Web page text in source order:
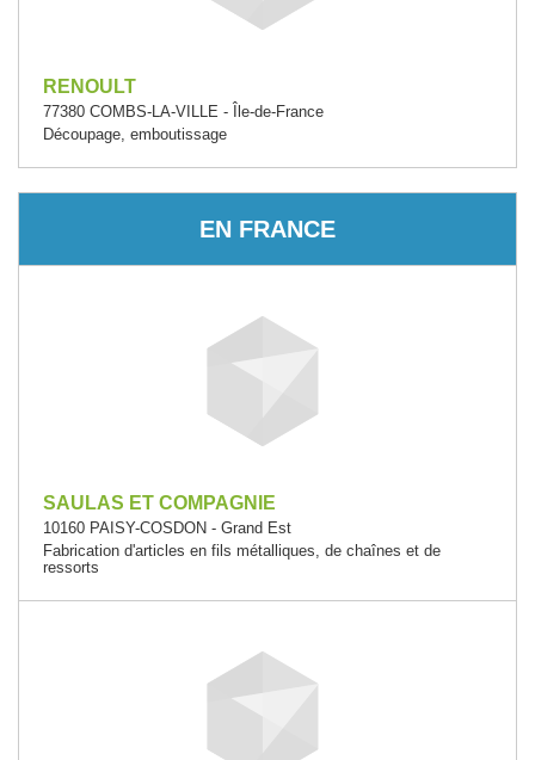
RENOULT
77380 COMBS-LA-VILLE - Île-de-France
Découpage, emboutissage
EN FRANCE
SAULAS ET COMPAGNIE
10160 PAISY-COSDON - Grand Est
Fabrication d'articles en fils métalliques, de chaînes et de
ressorts